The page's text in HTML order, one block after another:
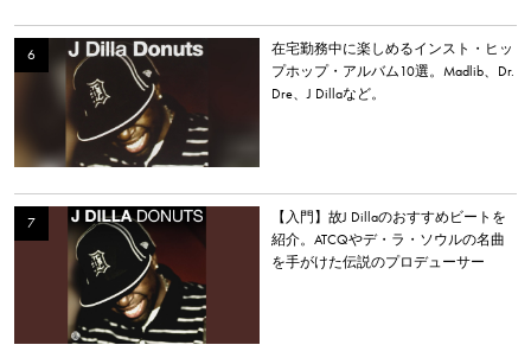
在宅勤務中に楽しめるインスト・ヒッ
プホップ・アルバム10選。Madlib、Dr.
Dre、J Dillaなど。
【入門】故J Dillaのおすすめビートを
紹介。ATCQやデ・ラ・ソウルの名曲
を手がけた伝説のプロデューサー